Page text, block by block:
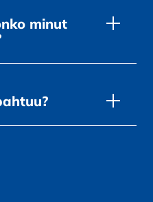
minut